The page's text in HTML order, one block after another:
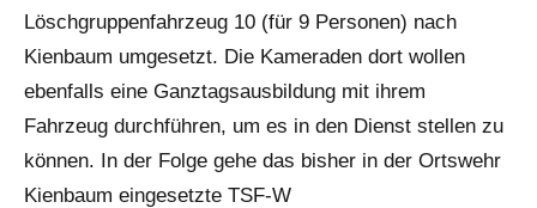
Löschgruppenfahrzeug 10 (für 9 Personen) nach
Kienbaum umgesetzt. Die Kameraden dort wollen
ebenfalls eine Ganztagsausbildung mit ihrem
Fahrzeug durchführen, um es in den Dienst stellen zu
können. In der Folge gehe das bisher in der Ortswehr
Kienbaum eingesetzte TSF-W